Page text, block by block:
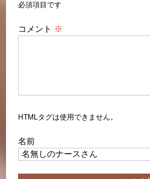
必須項目です
コメント ※
HTMLタグは使用できません。
名前